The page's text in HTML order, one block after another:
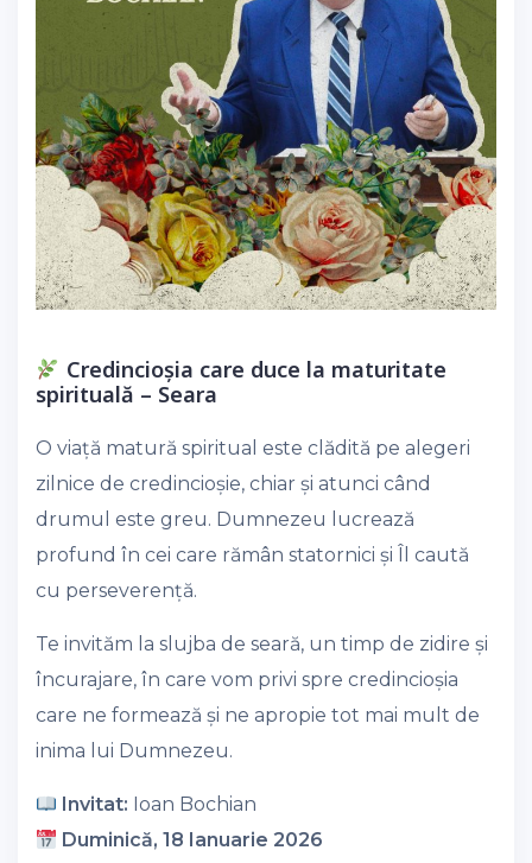
Credincioșia care duce la maturitate
spirituală – Seara
O viață matură spiritual este clădită pe alegeri
zilnice de credincioșie, chiar și atunci când
drumul este greu. Dumnezeu lucrează
profund în cei care rămân statornici și Îl caută
cu perseverență.
Te invităm la slujba de seară, un timp de zidire și
încurajare, în care vom privi spre credincioșia
care ne formează și ne apropie tot mai mult de
inima lui Dumnezeu.
Invitat: Ioan Bochian
Duminică, 18 Ianuarie 2026